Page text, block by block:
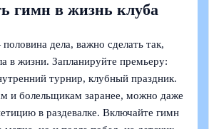
гимн в жизнь клуба
дела, важно сделать так,
в жизни. Запланируйте премьеру:
турнир, клубный праздник.
и болельщикам заранее, можно даже
в раздевалке. Включайте гимн